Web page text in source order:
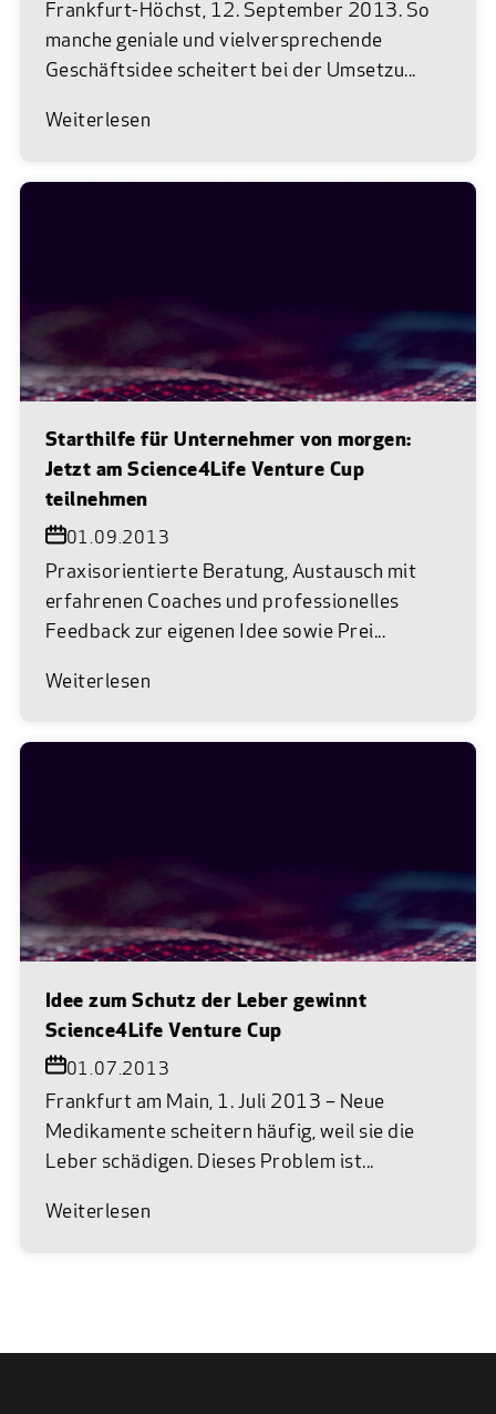
Frankfurt-Höchst, 12. September 2013. So
manche geniale und vielversprechende
Geschäftsidee scheitert bei der Umsetzu...
Weiterlesen
Starthilfe für Unternehmer von morgen:
Jetzt am Science4Life Venture Cup
teilnehmen
01.09.2013
Praxisorientierte Beratung, Austausch mit
erfahrenen Coaches und professionelles
Feedback zur eigenen Idee sowie Prei...
Weiterlesen
Idee zum Schutz der Leber gewinnt
Science4Life Venture Cup
01.07.2013
Frankfurt am Main, 1. Juli 2013 – Neue
Medikamente scheitern häufig, weil sie die
Leber schädigen. Dieses Problem ist...
Weiterlesen